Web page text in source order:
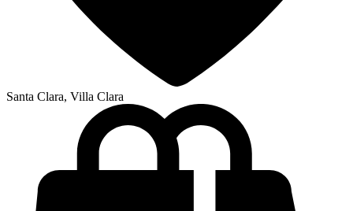
Santa Clara, Villa Clara